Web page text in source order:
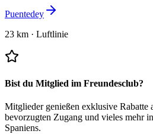
Puentedey
23 km · Luftlinie
Bist du Mitglied im Freundesclub?
Mitglieder genießen exklusive Rabatte
bevorzugten Zugang und vieles mehr
Spaniens.